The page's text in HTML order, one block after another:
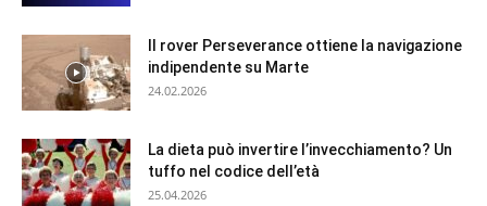
Il rover Perseverance ottiene la navigazione
indipendente su Marte
24.02.2026
La dieta può invertire l’invecchiamento? Un
tuffo nel codice dell’età
25.04.2026